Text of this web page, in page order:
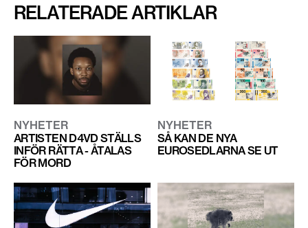
RELATERADE ARTIKLAR
NYHETER
ARTISTEN D4VD STÄLLS
INFÖR RÄTTA - ÅTALAS
FÖR MORD
NYHETER
SÅ KAN DE NYA
EUROSEDLARNA SE UT